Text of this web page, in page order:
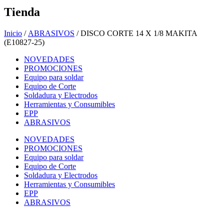
Tienda
Inicio / ABRASIVOS / DISCO CORTE 14 X 1/8 MAKITA
(E10827-25)
NOVEDADES
PROMOCIONES
Equipo para soldar
Equipo de Corte
Soldadura y Electrodos
Herramientas y Consumibles
EPP
ABRASIVOS
NOVEDADES
PROMOCIONES
Equipo para soldar
Equipo de Corte
Soldadura y Electrodos
Herramientas y Consumibles
EPP
ABRASIVOS